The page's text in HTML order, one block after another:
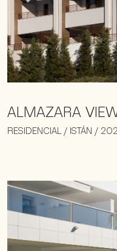
ALMAZARA
RESIDENCIAL / ISTÁN /